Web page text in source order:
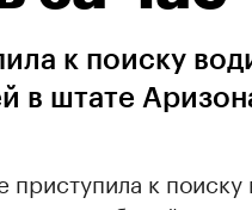
к поиску
в штате
к